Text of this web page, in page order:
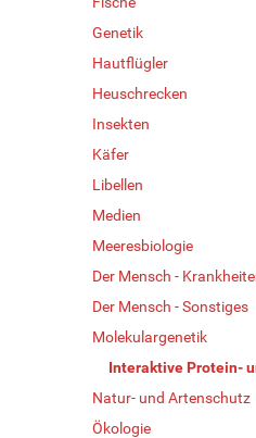
Genetik
Hautflügler
Heuschrecken
Insekten
Käfer
Libellen
Medien
Meeresbiologie
Der Mensch -
Der Mensch - Sonstiges
Molekulargenetik
Interaktive Protein-
Natur- und Artenschutz
Ökologie